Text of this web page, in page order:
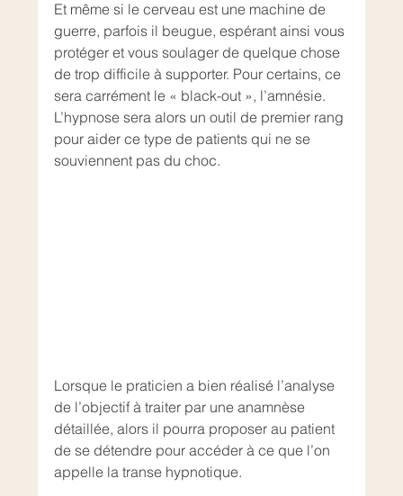
Et même si le cerveau est une machine de
guerre, parfois il beugue, espérant ainsi vous
protéger et vous soulager de quelque chose
de trop difficile à supporter. Pour certains, ce
sera carrément le « black-out », l’amnésie.
L’hypnose sera alors un outil de premier rang
pour aider ce type de patients qui ne se
souviennent pas du choc.
Lorsque le praticien a bien réalisé l’analyse
de l’objectif à traiter par une anamnèse
détaillée, alors il pourra proposer au patient
de se détendre pour accéder à ce que l’on
appelle la transe hypnotique.